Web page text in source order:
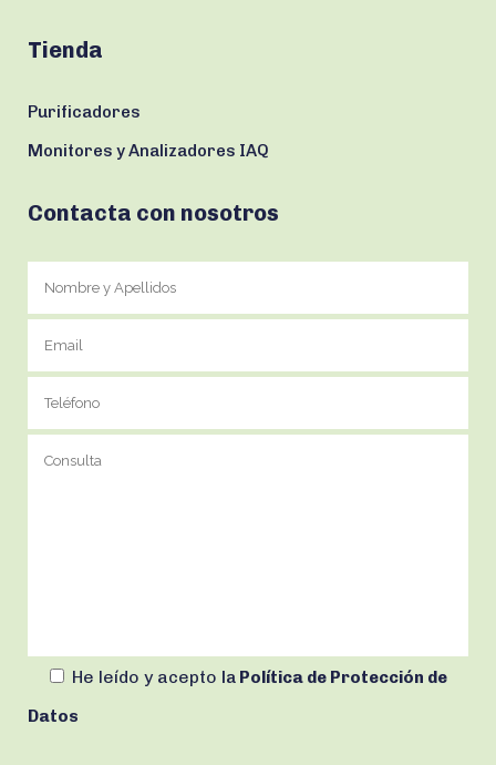
Tienda
Purificadores
Monitores y Analizadores IAQ
Contacta con nosotros
He leído y acepto la Política de Protección de
Datos